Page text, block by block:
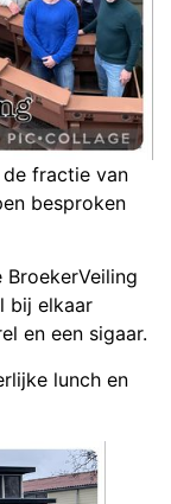
de fractie van
besproken
bij elkaar
en een sigaar.
lunch en